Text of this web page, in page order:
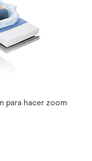
para hacer zoom